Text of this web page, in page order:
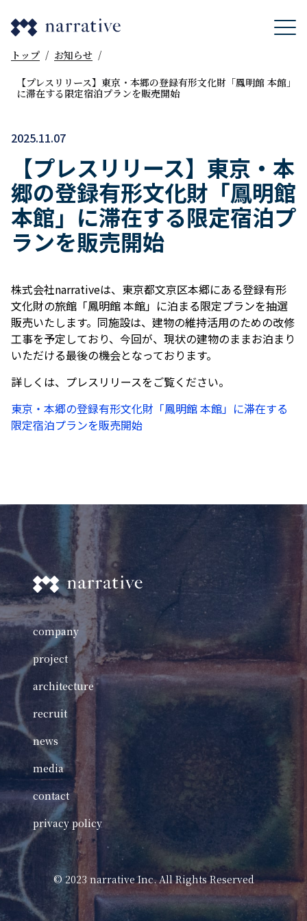
トップ / お知らせ /
【プレスリリース】東京・本郷の登録有形文化財「鳳明館 本館」
に滞在する限定宿泊プランを販売開始
2025.11.07
【プレスリリース】東京・本
郷の登録有形文化財「鳳明館
本館」に滞在する限定宿泊プ
ランを販売開始
株式会社narrativeは、東京都文京区本郷にある登録有形
文化財の旅館「鳳明館 本館」に泊まる限定プランを抽選
販売いたします。同施設は、建物の維持活用のための改修
工事を予定しており、今回が、現状の建物のままお泊まり
いただける最後の機会となっております。
詳しくは、プレスリリースをご覧ください。
東京・本郷の登録有形文化財「鳳明館 本館」に滞在する
限定宿泊プランを販売開始
company
project
architecture
recruit
news
media
contact
privacy policy
©️ 2023 narrative Inc. All Rights Reserved